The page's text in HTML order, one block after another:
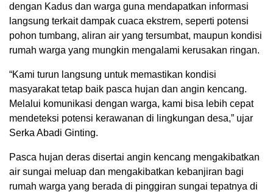
dengan Kadus dan warga guna mendapatkan informasi
langsung terkait dampak cuaca ekstrem, seperti potensi
pohon tumbang, aliran air yang tersumbat, maupun kondisi
rumah warga yang mungkin mengalami kerusakan ringan.
“Kami turun langsung untuk memastikan kondisi
masyarakat tetap baik pasca hujan dan angin kencang.
Melalui komunikasi dengan warga, kami bisa lebih cepat
mendeteksi potensi kerawanan di lingkungan desa,” ujar
Serka Abadi Ginting.
Pasca hujan deras disertai angin kencang mengakibatkan
air sungai meluap dan mengakibatkan kebanjiran bagi
rumah warga yang berada di pinggiran sungai tepatnya di